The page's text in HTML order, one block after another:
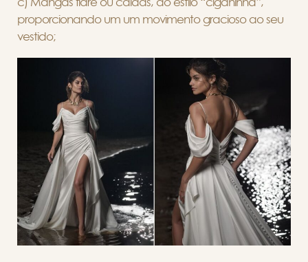
proporcionando um um movimento gracioso ao seu
vestido;